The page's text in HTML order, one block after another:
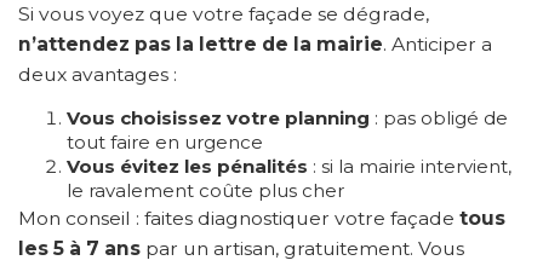
Si vous voyez que votre façade se dégrade,
n’attendez pas la lettre de la mairie. Anticiper a
deux avantages :
Vous choisissez votre planning : pas obligé de
tout faire en urgence
Vous évitez les pénalités : si la mairie intervient,
le ravalement coûte plus cher
Mon conseil : faites diagnostiquer votre façade tous
les 5 à 7 ans par un artisan, gratuitement. Vous